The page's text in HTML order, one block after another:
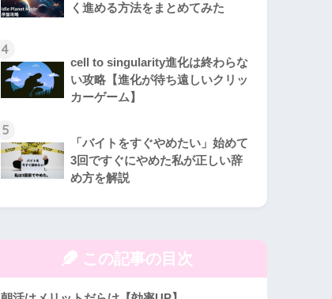
く進める方法をまとめてみた
4
cell to singularity進化は終わらな
い攻略【進化が待ち遠しいクリッ
カーゲーム】
5
「バイトをすぐやめたい」始めて
3回ですぐにやめた私が正しい辞
め方を解説
この記事の目次